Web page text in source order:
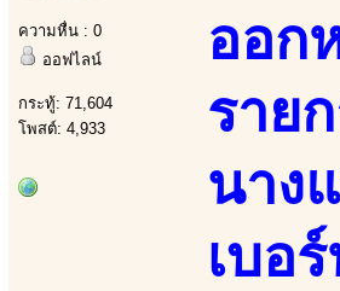
ความหื่น : 0
ออฟไลน์
กระทู้: 71,604
โพสต์: 4,933
ออก
ราย
นาง
เบอ